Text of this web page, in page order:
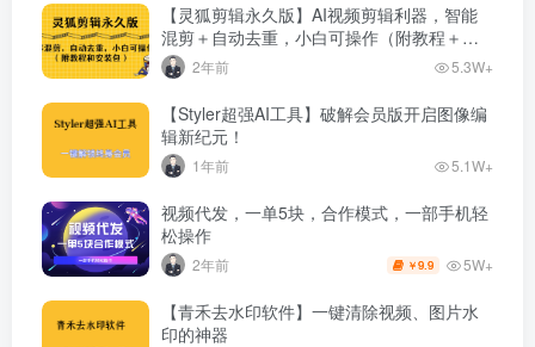
【灵狐剪辑永久版】AI视频剪辑利器，智能
混剪＋自动去重，小白可操作（附教程＋安
装包）2年前 5.3W+
【Styler超强AI工具】破解会员版开启图像编
辑新纪元！
1年前 5.1W+
视频代发，一单5块，合作模式，一部手机轻
松操作
2年前 ￥9.9 5W+
【青禾去水印软件】一键清除视频、图片水
印的神器